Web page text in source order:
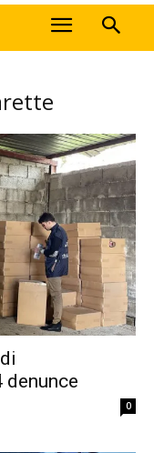
denunce
0